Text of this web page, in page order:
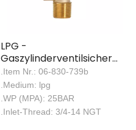
LPG -
Gaszylinderventilsicherheit
LPG Polventil für Mexiko
.Item Nr.: 06-830-739b
.Medium: lpg
.WP (MPA): 25BAR
.Inlet-Thread: 3/4-14 NGT